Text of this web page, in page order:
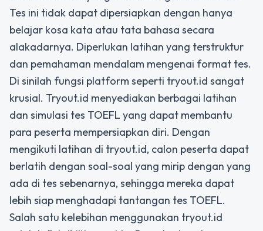
Tes ini tidak dapat dipersiapkan dengan hanya
belajar kosa kata atau tata bahasa secara
alakadarnya. Diperlukan latihan yang terstruktur
dan pemahaman mendalam mengenai format tes.
Di sinilah fungsi platform seperti tryout.id sangat
krusial. Tryout.id menyediakan berbagai latihan
dan simulasi tes TOEFL yang dapat membantu
para peserta mempersiapkan diri. Dengan
mengikuti latihan di tryout.id, calon peserta dapat
berlatih dengan soal-soal yang mirip dengan yang
ada di tes sebenarnya, sehingga mereka dapat
lebih siap menghadapi tantangan tes TOEFL.
Salah satu kelebihan menggunakan tryout.id